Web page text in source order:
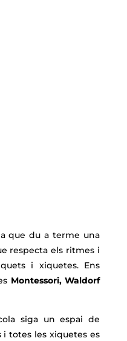
que du a terme una
respecta els ritmes i
i xiquetes. Ens
Montessori, Waldorf
siga un espai de
totes les xiquetes es